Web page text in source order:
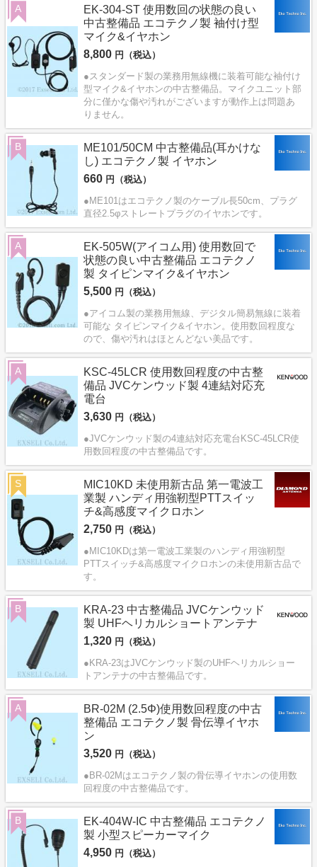
EK-304-ST 使用数回の状態の良い
中古整備品 エコテクノ製 袖付け型
マイク&イヤホン
8,800 円（税込）
●スタンダード製の業務用無線機に装着可能な袖付け
型マイク&イヤホンの中古整備品。マイクユニット部
分に僅かな傷や汚れがございますが動作上は問題あ
りません。
A
ME101/50CM 中古整備品(耳かけな
し) エコテクノ製 イヤホン
660 円（税込）
●ME101はエコテクノ製のケーブル長50cm、プラグ
直径2.5φストレートプラグのイヤホンです。
B
EK-505W(アイコム用) 使用数回で
状態の良い中古整備品 エコテクノ
製 タイピンマイク&イヤホン
5,500 円（税込）
●アイコム製の業務用無線、デジタル簡易無線に装着
可能な タイピンマイク&イヤホン。使用数回程度な
ので、傷や汚れはほとんどない美品です。
A
KSC-45LCR 使用数回程度の中古整
備品 JVCケンウッド製 4連結対応充
電台
3,630 円（税込）
●JVCケンウッド製の4連結対応充電台KSC-45LCR使
用数回程度の中古整備品です。
A
MIC10KD 未使用新古品 第一電波工
業製 ハンディ用強靭型PTTスイッ
チ&高感度マイクロホン
2,750 円（税込）
●MIC10KDは第一電波工業製のハンディ用強靭型
PTTスイッチ&高感度マイクロホンの未使用新古品で
す。
S
KRA-23 中古整備品 JVCケンウッド
製 UHFヘリカルショートアンテナ
1,320 円（税込）
●KRA-23はJVCケンウッド製のUHFヘリカルショー
トアンテナの中古整備品です。
B
BR-02M (2.5Φ)使用数回程度の中古
整備品 エコテクノ製 骨伝導イヤホ
ン
3,520 円（税込）
●BR-02Mはエコテクノ製の骨伝導イヤホンの使用数
回程度の中古整備品です。
A
EK-404W-IC 中古整備品 エコテクノ
製 小型スピーカーマイク
4,950 円（税込）
B